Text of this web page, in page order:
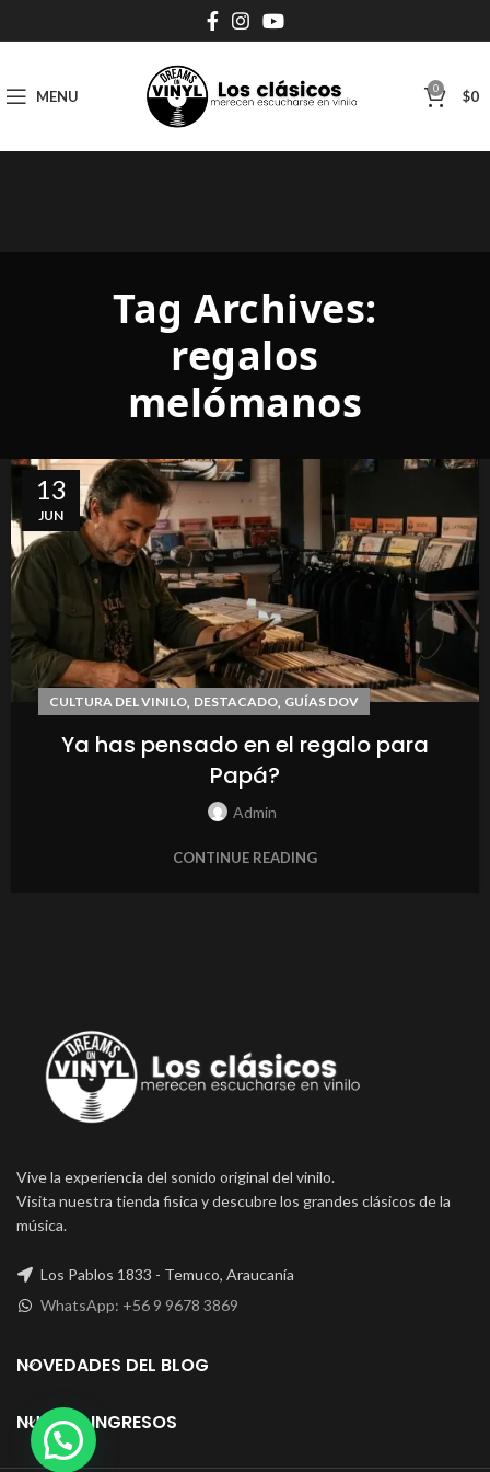
MENU 0 $0
Tag Archives:
regalos
melómanos
13
JUN
CULTURA DEL VINILO, DESTACADO, GUÍAS DOV
Ya has pensado en el regalo para
Papá?
Admin
CONTINUE READING
Vive la experiencia del sonido original del vinilo.
Visita nuestra tienda fisica y descubre los grandes clásicos de la
música.
Los Pablos 1833 - Temuco, Araucanía
WhatsApp: +56 9 9678 3869
NOVEDADES DEL BLOG
NUEVOS INGRESOS